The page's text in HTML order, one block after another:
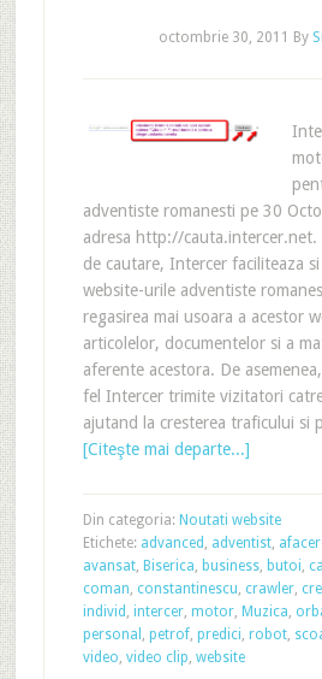
octombrie 30, 2011 By
adventiste romanesti pe 30
adresa http://
de cautare, Intercer faciliteaza
website-urile adventiste
regasirea mai usoara a acestor
articolelor, documentelor si a
aferente acestora. De
fel Intercer trimite vizitatori
ajutand la cresterea traficului si
[Citeşte mai departe...]
Din categoria: Noutati website
Etichete: advanced , adventist,
avansat, Biserica, business, butoi,
coman, constantinescu, crawler,
individ , intercer, motor, Muzica,
personal , petrof, predici, robot,
video, video clip, website